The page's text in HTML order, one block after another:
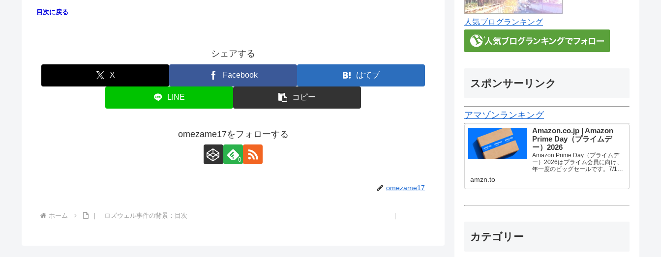
目次に戻る
シェアする
X Facebook はてブ
LINE コピー
omezame17をフォローする
0
omezame17
ホーム ｜ ロズウェル事件の背景：目次 ｜
人気ブログランキング
スポンサーリンク
アマゾンランキング
Amazon.co.jp | Amazon
Prime Day（プライムデ
ー）2026
Amazon Prime Day（プライムデ
ー）2026はプライム会員に向け、
年一度のビッグセールです。7/10
ら数多くのお買得商品が96時間に
amzn.to
カテゴリー